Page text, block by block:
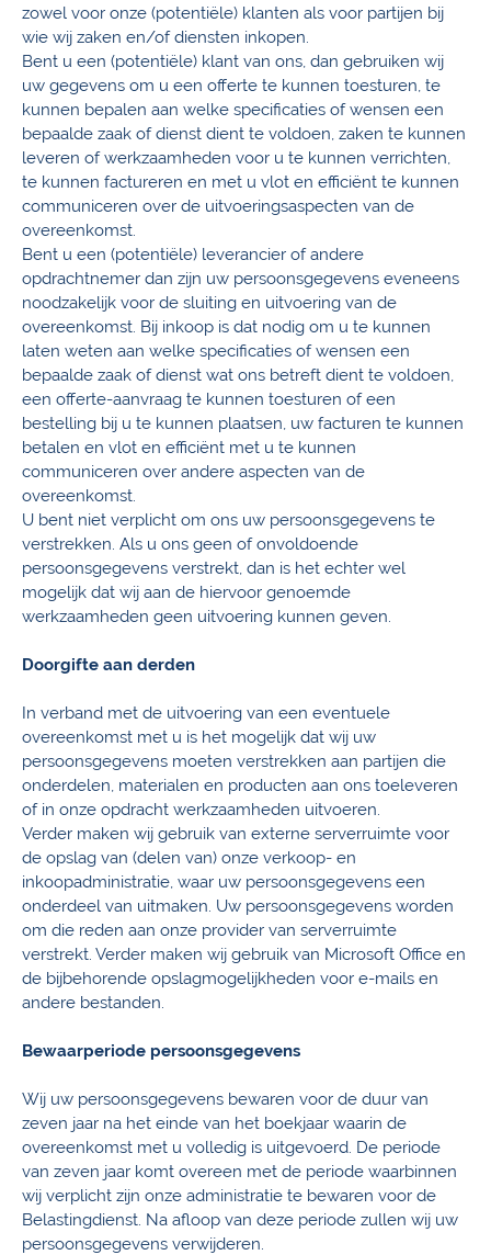
zowel voor onze (potentiële) klanten als voor partijen bij
wie wij zaken en/of diensten inkopen.
Bent u een (potentiële) klant van ons, dan gebruiken wij
uw gegevens om u een offerte te kunnen toesturen, te
kunnen bepalen aan welke specificaties of wensen een
bepaalde zaak of dienst dient te voldoen, zaken te kunnen
leveren of werkzaamheden voor u te kunnen verrichten,
te kunnen factureren en met u vlot en efficiënt te kunnen
communiceren over de uitvoeringsaspecten van de
overeenkomst.
Bent u een (potentiële) leverancier of andere
opdrachtnemer dan zijn uw persoonsgegevens eveneens
noodzakelijk voor de sluiting en uitvoering van de
overeenkomst. Bij inkoop is dat nodig om u te kunnen
laten weten aan welke specificaties of wensen een
bepaalde zaak of dienst wat ons betreft dient te voldoen,
een offerte-aanvraag te kunnen toesturen of een
bestelling bij u te kunnen plaatsen, uw facturen te kunnen
betalen en vlot en efficiënt met u te kunnen
communiceren over andere aspecten van de
overeenkomst.
U bent niet verplicht om ons uw persoonsgegevens te
verstrekken. Als u ons geen of onvoldoende
persoonsgegevens verstrekt, dan is het echter wel
mogelijk dat wij aan de hiervoor genoemde
werkzaamheden geen uitvoering kunnen geven.
Doorgifte aan derden
In verband met de uitvoering van een eventuele
overeenkomst met u is het mogelijk dat wij uw
persoonsgegevens moeten verstrekken aan partijen die
onderdelen, materialen en producten aan ons toeleveren
of in onze opdracht werkzaamheden uitvoeren.
Verder maken wij gebruik van externe serverruimte voor
de opslag van (delen van) onze verkoop- en
inkoopadministratie, waar uw persoonsgegevens een
onderdeel van uitmaken. Uw persoonsgegevens worden
om die reden aan onze provider van serverruimte
verstrekt. Verder maken wij gebruik van Microsoft Office en
de bijbehorende opslagmogelijkheden voor e-mails en
andere bestanden.
Bewaarperiode persoonsgegevens
Wij uw persoonsgegevens bewaren voor de duur van
zeven jaar na het einde van het boekjaar waarin de
overeenkomst met u volledig is uitgevoerd. De periode
van zeven jaar komt overeen met de periode waarbinnen
wij verplicht zijn onze administratie te bewaren voor de
Belastingdienst. Na afloop van deze periode zullen wij uw
persoonsgegevens verwijderen.